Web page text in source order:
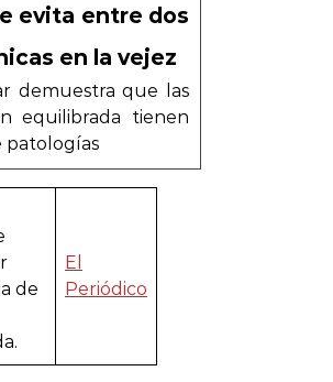
evita entre dos
en la vejez
demuestra que las
equilibrada tienen
patologías
de
El
Periódico